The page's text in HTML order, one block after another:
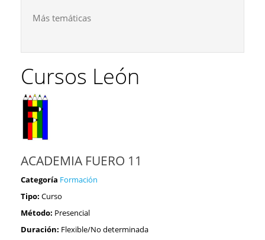
Más temáticas
Cursos León
ACADEMIA FUERO 11
Categoría Formación
Tipo: Curso
Método: Presencial
Duración: Flexible/No determinada